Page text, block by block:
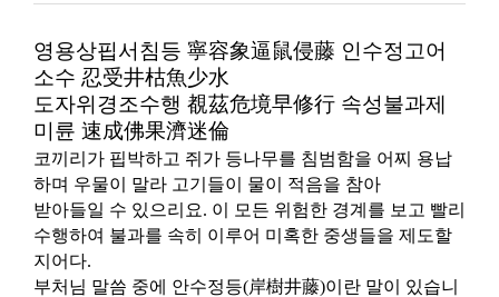
영용상핍서침등 寧容象逼鼠侵藤 인수정고어
소수 忍受井枯魚少水
도자위경조수행 覩茲危境早修行 속성불과제
미륜 速成佛果濟迷倫
코끼리가 핍박하고 쥐가 등나무를 침범함을 어찌 용납
하며 우물이 말라 고기들이 물이 적음을 참아
받아들일 수 있으리요. 이 모든 위험한 경계를 보고 빨리
수행하여 불과를 속히 이루어 미혹한 중생들을 제도할
지어다.
부처님 말씀 중에 안수정등(岸樹井藤)이란 말이 있습니